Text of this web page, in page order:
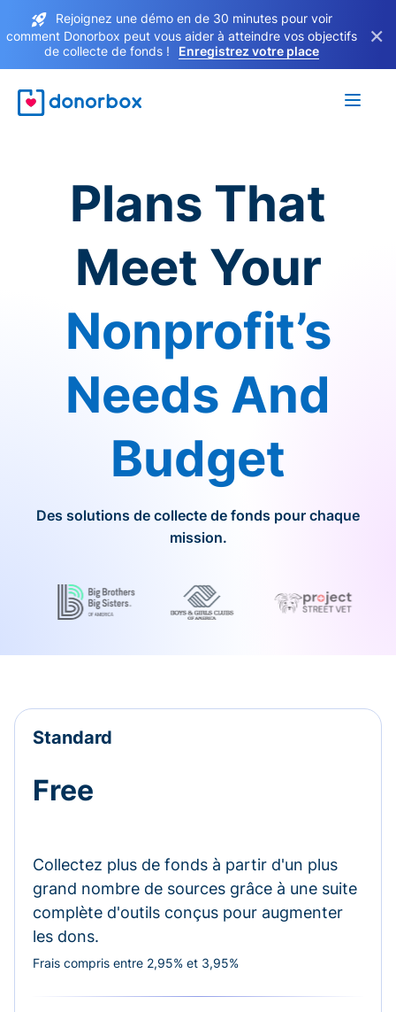
Rejoignez une démo en de 30 minutes pour voir
comment Donorbox peut vous aider à atteindre vos objectifs
de collecte de fonds !
Enregistrez votre place
×
Plans That
Meet Your
Nonprofit’s
Needs And
Budget
Des solutions de collecte de fonds pour chaque
mission.
Standard
Free
Collectez plus de fonds à partir d'un plus
grand nombre de sources grâce à une suite
complète d'outils conçus pour augmenter
les dons.
Frais compris entre 2,95% et 3,95%